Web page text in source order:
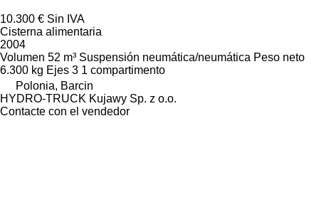
10.300 € Sin IVA
Cisterna alimentaria
2004
Volumen 52 m³ Suspensión neumática/neumática Peso neto
6.300 kg Ejes 3 1 compartimento
Polonia, Barcin
HYDRO-TRUCK Kujawy Sp. z o.o.
Contacte con el vendedor